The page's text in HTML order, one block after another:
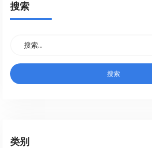
搜索
类别